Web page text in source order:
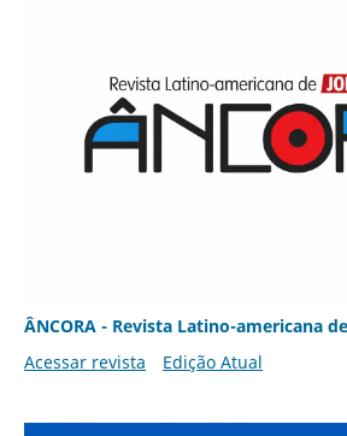
ÂNCORA - Revista Latino-americana
Acessar revista
Edição Atual